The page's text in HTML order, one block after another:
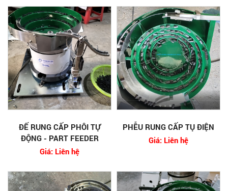
ĐẾ RUNG CẤP PHÔI TỰ
ĐỘNG - PART FEEDER
Giá: Liên hệ
PHỄU RUNG CẤP TỤ ĐIỆN
Giá: Liên hệ